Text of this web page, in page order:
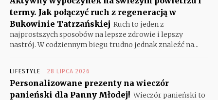
termy. Jak połączyć ruch z regeneracją w
Bukowinie Tatrzańskiej Ruch to jeden z
najprostszych sposobów na lepsze zdrowie i lepszy
nastrój. W codziennym biegu trudno jednak znaleźć na...
LIFESTYLE 28 LIPCA 2026
Personalizowane prezenty na wieczór
panieński dla Panny Młodej! Wieczór panieński to